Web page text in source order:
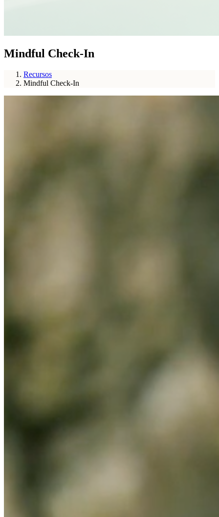
Mindful Check-In
Recursos
Mindful Check-In